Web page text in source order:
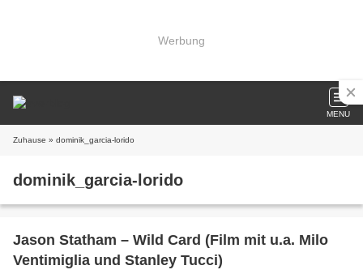
Werbung
MENU
Zuhause » dominik_garcia-lorido
dominik_garcia-lorido
Jason Statham – Wild Card (Film mit u.a. Milo
Ventimiglia und Stanley Tucci)